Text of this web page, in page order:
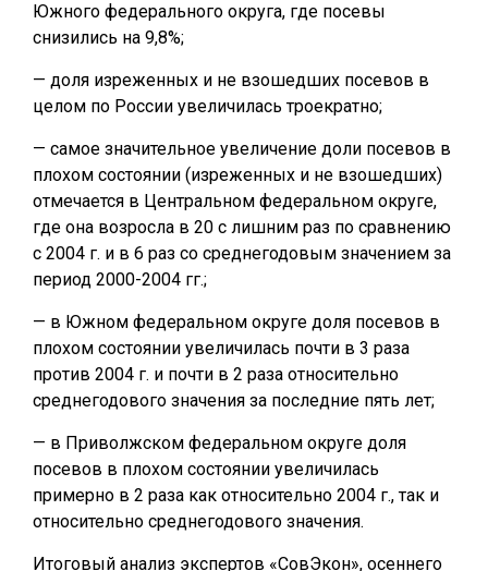
Южного федерального округа, где посевы
снизились на 9,8%;
— доля изреженных и не взошедших посевов в
целом по России увеличилась троекратно;
— самое значительное увеличение доли посевов в
плохом состоянии (изреженных и не взошедших)
отмечается в Центральном федеральном округе,
где она возросла в 20 с лишним раз по сравнению
с 2004 г. и в 6 раз со среднегодовым значением за
период 2000-2004 гг.;
— в Южном федеральном округе доля посевов в
плохом состоянии увеличилась почти в 3 раза
против 2004 г. и почти в 2 раза относительно
среднегодового значения за последние пять лет;
— в Приволжском федеральном округе доля
посевов в плохом состоянии увеличилась
примерно в 2 раза как относительно 2004 г., так и
относительно среднегодового значения.
Итоговый анализ экспертов «СовЭкон», осеннего